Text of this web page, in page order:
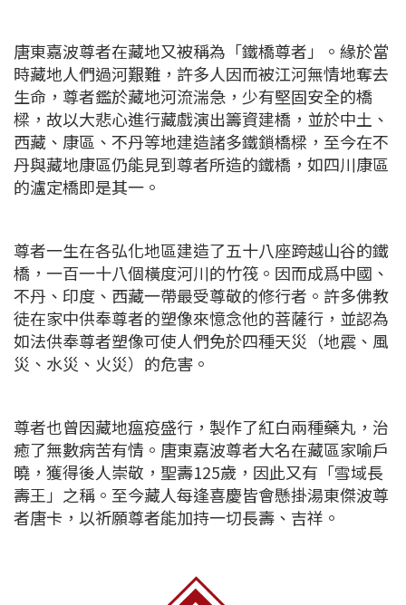
唐東嘉波尊者在藏地又被稱為「鐵橋尊者」。緣於當
時藏地人們過河艱難，許多人因而被江河無情地奪去
生命，尊者鑑於藏地河流湍急，少有堅固安全的橋
樑，故以大悲心進行藏戲演出籌資建橋，並於中土、
西藏、康區、不丹等地建造諸多鐵鎖橋樑，至今在不
丹與藏地康區仍能見到尊者所造的鐵橋，如四川康區
的瀘定橋即是其一。
尊者一生在各弘化地區建造了五十八座跨越山谷的鐵
橋，一百一十八個橫度河川的竹筏。因而成爲中國、
不丹、印度、西藏一帶最受尊敬的修行者。許多佛教
徒在家中供奉尊者的塑像來憶念他的菩薩行，並認為
如法供奉尊者塑像可使人們免於四種天災（地震、風
災、水災、火災）的危害。
尊者也曾因藏地瘟疫盛行，製作了紅白兩種藥丸，治
癒了無數病苦有情。唐東嘉波尊者大名在藏區家喻戶
曉，獲得後人崇敬，聖壽125歲，因此又有「雪域長
壽王」之稱。至今藏人每逢喜慶皆會懸掛湯東傑波尊
者唐卡，以祈願尊者能加持一切長壽、吉祥。